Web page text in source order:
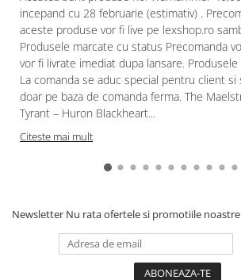
DC Univers
FUNKO POP!
One Piece
Dragon Ball
Anime
Gundam
incepand cu 28 februarie (estimativ) .
aceste produse vor fi live pe lexshop.ro
Produsele marcate cu status Precomanda
vor fi livrate imediat dupa lansare.
La comanda se aduc special pentru client
doar pe baza de comanda ferma. The
Tyrant – Huron Blackheart...
Citeste mai mult
Newsletter Nu rata ofertele si promotiile noastre